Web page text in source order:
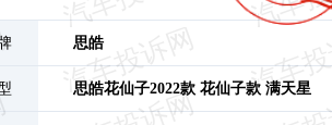
思皓
思皓花仙子2022款 花仙子款 满天星